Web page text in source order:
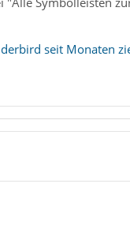
seit Monaten